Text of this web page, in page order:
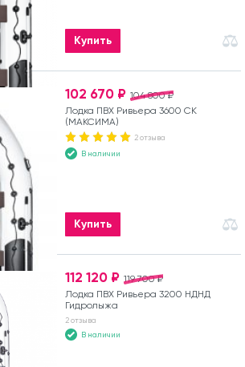
Купить
104 800 ₽
102 670 ₽
Лодка ПВХ Ривьера 3600 СК
(МАКСИМА)
2 отзыва
В наличии
Купить
119 700 ₽
112 120 ₽
Лодка ПВХ Ривьера 3200 НДНД
Гидролыжа
2 отзыва
В наличии